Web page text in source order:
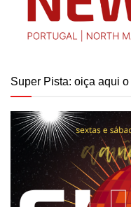
Super Pista: oiça aqui